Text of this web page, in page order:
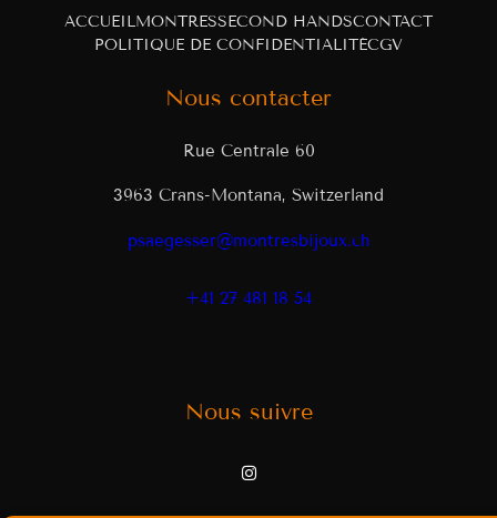
ACCUEILMONTRESSECOND HANDSCONTACT
POLITIQUE DE CONFIDENTIALITÉCGV
Nous contacter
Rue Centrale 60
3963 Crans-Montana, Switzerland
psaegesser@montresbijoux.ch
+41 27 481 18 54
Nous suivre